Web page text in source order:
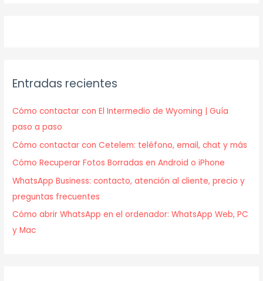
Entradas recientes
Cómo contactar con El Intermedio de Wyoming | Guía
paso a paso
Cómo contactar con Cetelem: teléfono, email, chat y más
Cómo Recuperar Fotos Borradas en Android o iPhone
WhatsApp Business: contacto, atención al cliente, precio y
preguntas frecuentes
Cómo abrir WhatsApp en el ordenador: WhatsApp Web, PC
y Mac